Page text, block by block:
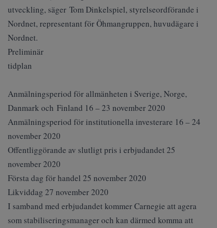
utveckling, säger Tom Dinkelspiel, styrelseordförande i
Nordnet, representant för Öhmangruppen, huvudägare i
Nordnet.
Preliminär
Anmälningsperiod för allmänheten i Sverige, Norge,
Danmark och Finland 16 – 23 november 2020
Anmälningsperiod för institutionella investerare 16 – 24
november 2020
Offentliggörande av slutligt pris i erbjudandet 25
november 2020
Första dag för handel 25 november 2020
Likviddag 27 november 2020
I samband med erbjudandet kommer Carnegie att agera
som stabiliseringsmanager och kan därmed komma att